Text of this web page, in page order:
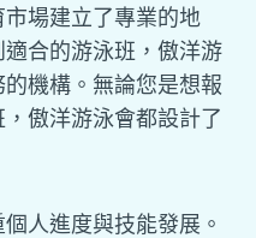
場建立了專業的地
合的游泳班，傲洋游
機構。無論您是想報
傲洋游泳會都設計了
人進度與技能發展。